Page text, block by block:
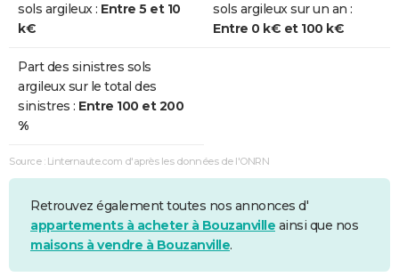
sols argileux : Entre 5 et 10
k€
sols argileux sur un an :
Entre 0 k€ et 100 k€
Part des sinistres sols
argileux sur le total des
sinistres : Entre 100 et 200
%
Source : Linternaute.com d'après les données de l'ONRN
Retrouvez également toutes nos annonces d'
appartements à acheter à Bouzanville ainsi que nos
maisons à vendre à Bouzanville.